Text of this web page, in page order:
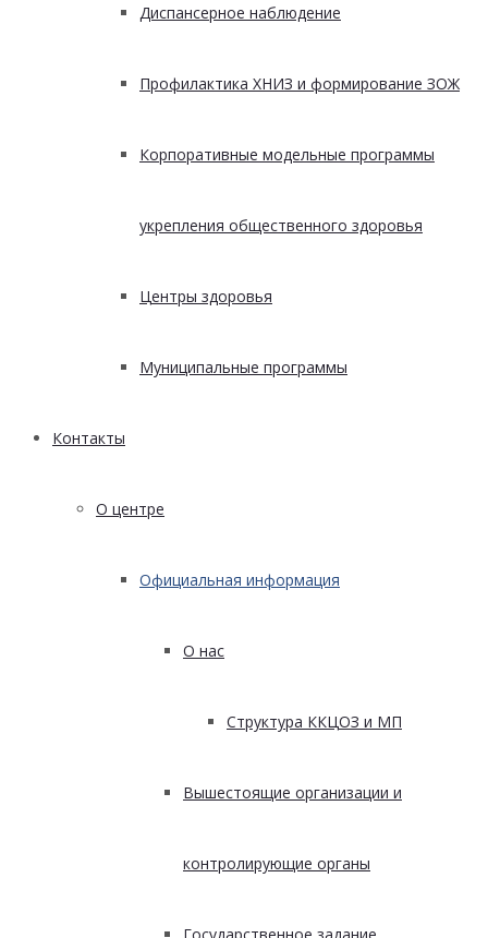
Диспансерное наблюдение
Профилактика ХНИЗ и формирование ЗОЖ
Корпоративные модельные программы
укрепления общественного здоровья
Центры здоровья
Муниципальные программы
Контакты
О центре
Официальная информация
О нас
Структура ККЦОЗ и МП
Вышестоящие организации и
контролирующие органы